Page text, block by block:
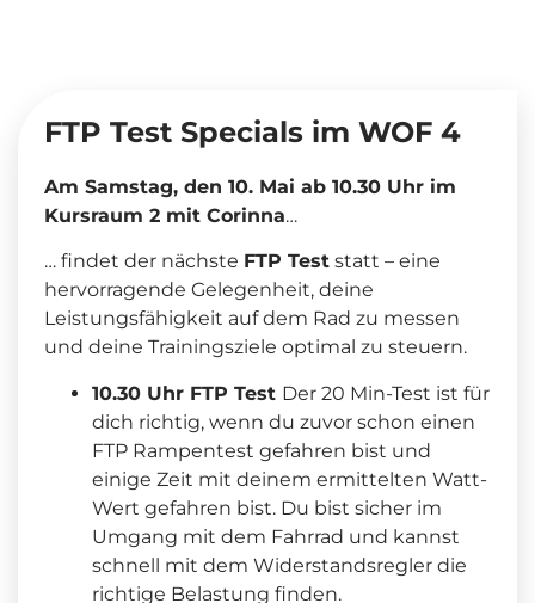
FTP Test Specials im WOF 4
Am Samstag, den 10. Mai ab 10.30 Uhr im
Kursraum 2 mit Corinna…
… findet der nächste FTP Test statt – eine
hervorragende Gelegenheit, deine
Leistungsfähigkeit auf dem Rad zu messen
und deine Trainingsziele optimal zu steuern.
10.30 Uhr FTP Test Der 20 Min-Test ist für
dich richtig, wenn du zuvor schon einen
FTP Rampentest gefahren bist und
einige Zeit mit deinem ermittelten Watt-
Wert gefahren bist. Du bist sicher im
Umgang mit dem Fahrrad und kannst
schnell mit dem Widerstandsregler die
richtige Belastung finden.